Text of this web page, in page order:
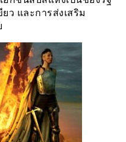
ว และการส่งเสริม